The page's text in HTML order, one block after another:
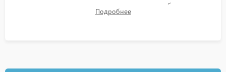
для контроля температурного режима и стабильности
системы под пиковой нагрузкой.
Подробнее